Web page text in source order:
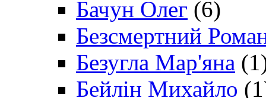
Бачун Олег (6)
Безсмертний
Безугла Мар'яна
Бейлін Михайло